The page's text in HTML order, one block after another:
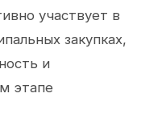
участвует в
закупках,
и
этапе